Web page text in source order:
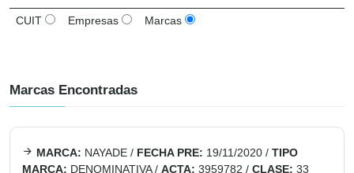
CUIT Empresas Marcas
Marcas Encontradas
MARCA: NAYADE / FECHA PRE: 19/11/2020 / TIPO
MARCA: DENOMINATIVA/ ACTA: 3959782 / CLASE: 33